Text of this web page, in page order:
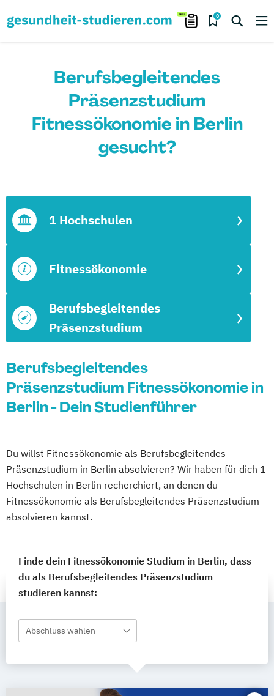
0
Berufsbegleitendes
Präsenzstudium
Fitnessökonomie in Berlin
gesucht?
Berufsbegleitendes
Präsenzstudium
Fitnessökonomie
1 Hochschulen
Berufsbegleitendes
Präsenzstudium Fitnessökonomie in
Berlin - Dein Studienführer
Du willst Fitnessökonomie als Berufsbegleitendes
Präsenzstudium in Berlin absolvieren? Wir haben für dich 1
Hochschulen in Berlin recherchiert, an denen du
Fitnessökonomie als Berufsbegleitendes Präsenzstudium
absolvieren kannst.
Finde dein Fitnessökonomie Studium in Berlin, dass
du als Berufsbegleitendes Präsenzstudium
studieren kannst:
Abschluss wählen